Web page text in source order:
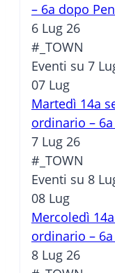
– 6a dopo
6 Lug 26
#_TOWN
Eventi su 7
07 Lug
Martedì 14a
ordinario –
7 Lug 26
#_TOWN
Eventi su 8
08 Lug
Mercoledì
ordinario –
8 Lug 26